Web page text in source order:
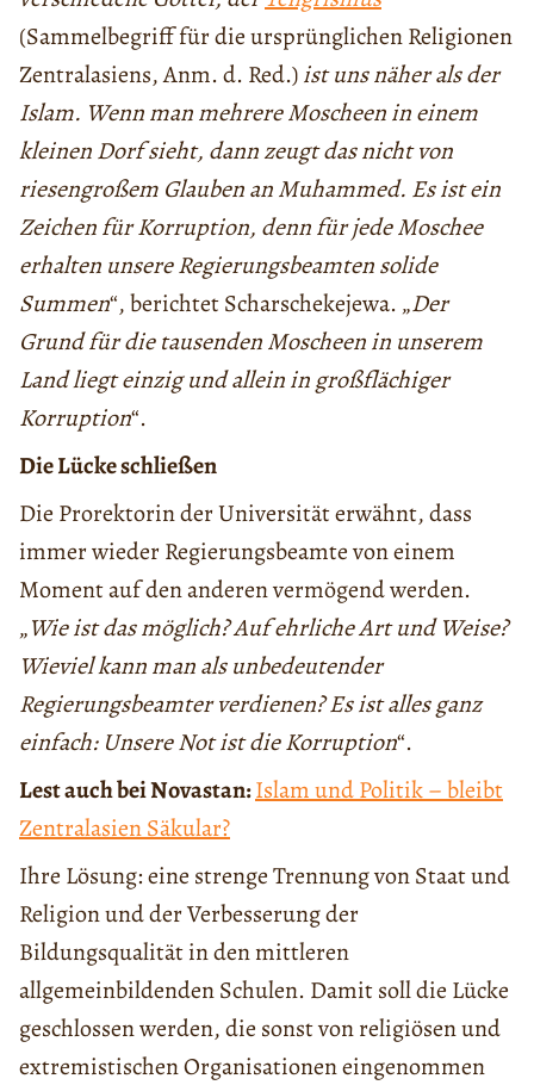
(Sammelbegriff für die ursprünglichen Religionen
Zentralasiens, Anm. d. Red.)ist uns näher als der
Islam. Wenn man mehrere Moscheen in einem
kleinen Dorf sieht, dann zeugt das nicht von
riesengroßem Glauben an Muhammed. Es ist ein
Zeichen für Korruption, denn für jede Moschee
erhalten unsere Regierungsbeamten solide
Summen“, berichtet Scharschekejewa. „Der
Grund für die tausenden Moscheen in unserem
Land liegt einzig und allein in großflächiger
Korruption“.
Die Lücke schließen
Die Prorektorin der Universität erwähnt, dass
immer wieder Regierungsbeamte von einem
Moment auf den anderen vermögend werden.
„Wie ist das möglich? Auf ehrliche Art und Weise?
Wieviel kann man als unbedeutender
Regierungsbeamter verdienen? Es ist alles ganz
einfach: Unsere Not ist die Korruption“.
Lest auch bei Novastan:Islam und Politik – bleibt
Zentralasien Säkular?
Ihre Lösung: eine strenge Trennung von Staat und
Religion und der Verbesserung der
Bildungsqualität in den mittleren
allgemeinbildenden Schulen. Damit soll die Lücke
geschlossen werden, die sonst von religiösen und
extremistischen Organisationen eingenommen